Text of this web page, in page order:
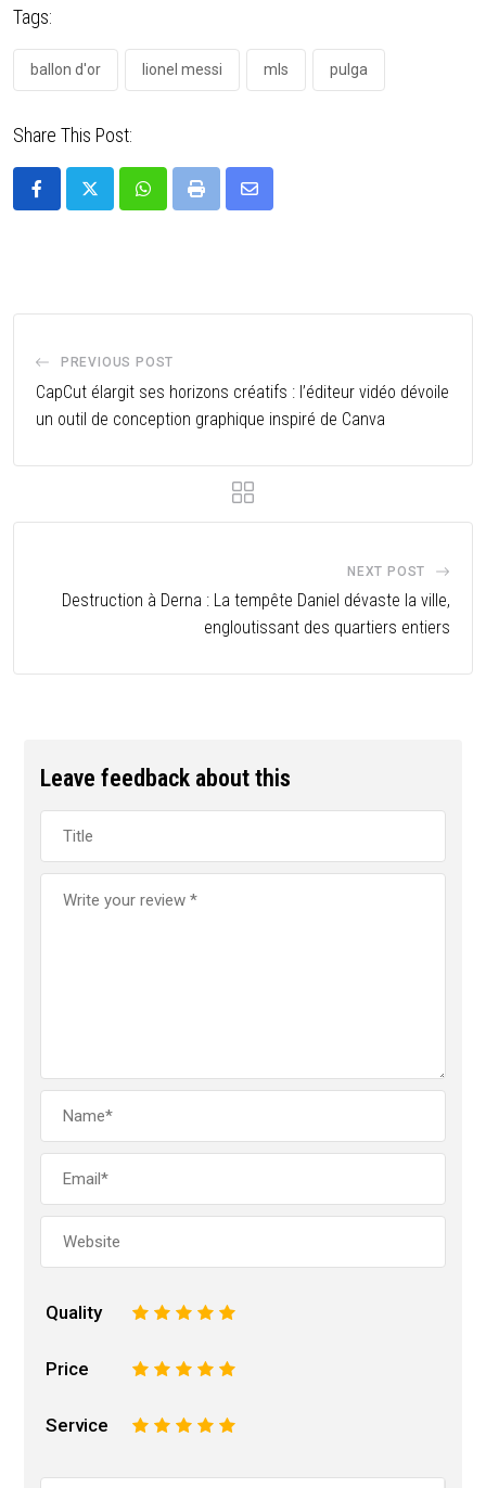
Tags:
ballon d'or lionel messi mls pulga
Share This Post:
PREVIOUS POST
CapCut élargit ses horizons créatifs : l’éditeur vidéo dévoile
un outil de conception graphique inspiré de Canva
NEXT POST
Destruction à Derna : La tempête Daniel dévaste la ville,
engloutissant des quartiers entiers
Leave feedback about this
Quality 5
4
3
2
Price 5
4
3
2
Service 5
4
3
2